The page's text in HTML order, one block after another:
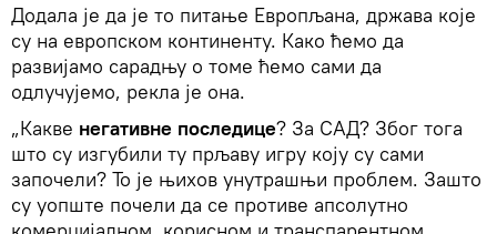
Додала је да је то питање Европљана, држава које
су на европском континенту. Како ћемо да
развијамо сарадњу о томе ћемо сами да
одлучујемо, рекла је она.
„Какве негативне последице? За САД? Због тога
што су изгубили ту прљаву игру коју су сами
започели? То је њихов унутрашњи проблем. Зашто
су уопште почели да се противе апсолутно